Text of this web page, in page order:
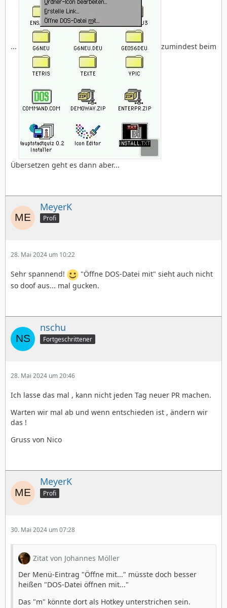
... zumindest beim
Übersetzen geht es dann aber...
MeyerK
Profi
28. Mai 2024 um 10:22
Sehr spannend!
"Öffne DOS-Datei mit" sieht auch nicht
so doof aus... mal gucken.
nschu
Fortgeschrittener
28. Mai 2024 um 20:46
Ich lasse das mal , kann nicht jeden Tag neuer PR machen.
Warten wir mal ab und wenn entschieden ist , ändern wir
das !
Gruss von Nico
MeyerK
Profi
30. Mai 2024 um 07:28
Zitat von Johannes Möller
Der Menü-Eintrag "Öffne mit..." müsste doch besser
heißen "DOS-Datei öffnen mit..."
Das "m" könnte dort als Hotkey unterstrichen sein.